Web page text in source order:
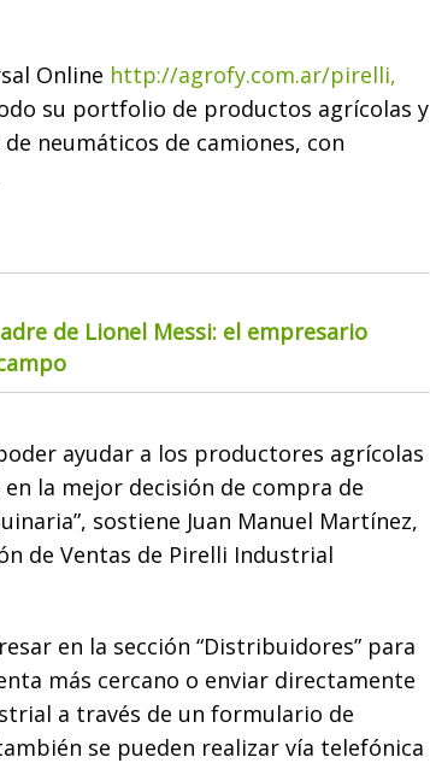
Online http://agrofy.com.ar/pirelli,
su portfolio de productos agrícolas y
neumáticos de camiones, con
de Lionel Messi: el empresario
ayudar a los productores agrícolas
la mejor decisión de compra de
sostiene Juan Manuel Martínez,
de Ventas de Pirelli Industrial
en la sección “Distribuidores” para
más cercano o enviar directamente
a través de un formulario de
se pueden realizar vía telefónica